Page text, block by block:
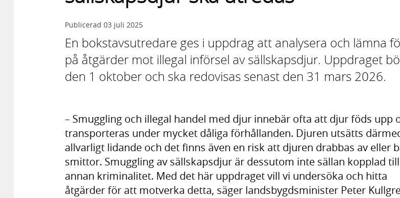
Publicerad 03 juli 2025
En bokstavsutredare ges i uppdrag att analysera och lämna
på åtgärder mot illegal införsel av sällskapsdjur. Uppdraget
den 1 oktober och ska redovisas senast den 31 mars 2026.
– Smuggling och illegal handel med djur innebär ofta att djur föds upp
transporteras under mycket dåliga förhållanden. Djuren utsätts
allvarligt lidande och det finns även en risk att djuren drabbas av eller
smittor. Smuggling av sällskapsdjur är dessutom inte sällan kopplad till
annan kriminalitet. Med det här uppdraget vill vi undersöka och hitta
åtgärder för att motverka detta, säger landsbygdsminister Peter